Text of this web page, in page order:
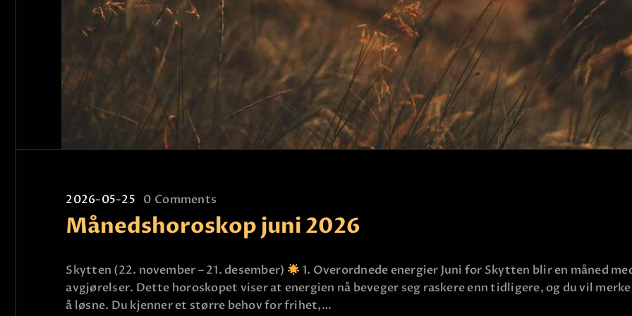
KLARSYNT
FAQ
KONTAKT OSS
2026-05-25 0 Comments
Månedshoroskop juni 2026
Skytten (22. november – 21. desember)
1. Overordnede energier Juni for Skytten blir en måned
avgjørelser. Dette horoskopet viser at energien nå beveger seg raskere enn tidligere, og du vil
å løsne. Du kjenner et større behov for frihet,…